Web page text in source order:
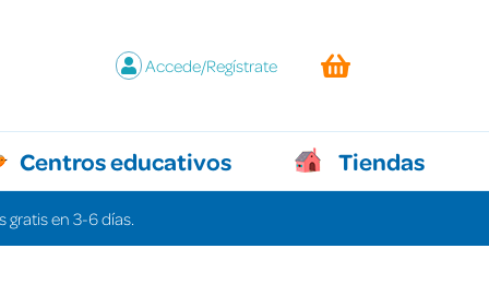
Accede/Regístrate
Centros educativos Tiendas
gratis en 3-6 días.